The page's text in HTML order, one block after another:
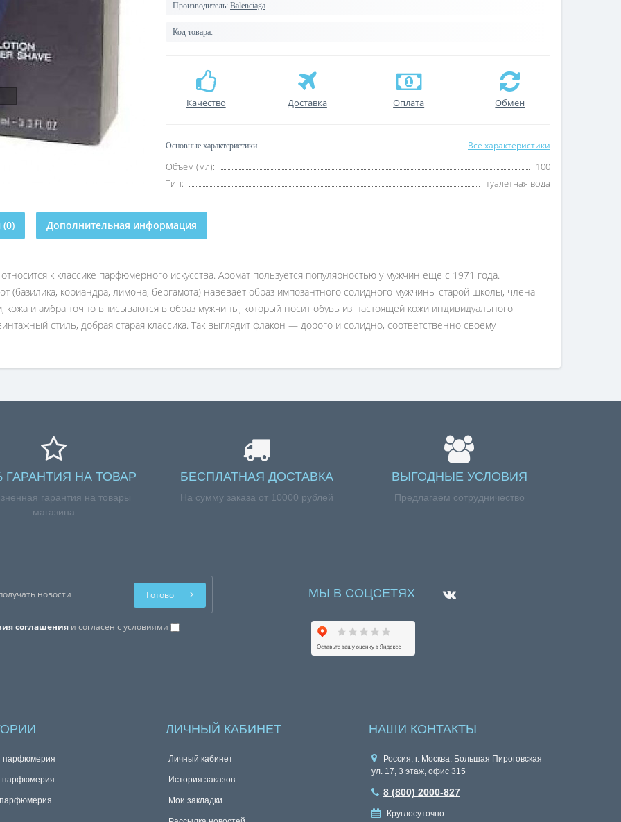
Производитель: Balenciaga
Код товара:
Качество Доставка Оплата Обмен
Основные характеристики Все характеристики
Объём (мл):
100
Тип:
туалетная вода
Дополнительная информация
к классике парфюмерного искусства. Аромат пользуется популярностью у мужчин еще с 1971 года.
(базилика, кориандра, лимона, бергамота) навевает образ импозантного солидного мужчины старой школы, члена
кожа и амбра точно вписываются в образ мужчины, который носит обувь из настоящей кожи индивидуального
стиль, добрая старая классика. Так выглядит флакон — дорого и солидно, соответственно своему
ГАРАНТИЯ НА ТОВАР
гарантия на товары
магазина
БЕСПЛАТНАЯ ДОСТАВКА
На сумму заказа от 10000 рублей
ВЫГОДНЫЕ УСЛОВИЯ
Предлагаем сотрудничество
соглашения и согласен с условиями
Готово МЫ В СОЦСЕТЯХ
парфюмерия
парфюмерия
парфюмерия
ЛИЧНЫЙ КАБИНЕТ
Личный кабинет
История заказов
Мои закладки
НАШИ КОНТАКТЫ
Россия, г. Москва. Большая Пироговская
ул. 17, 3 этаж, офис 315
8 (800) 2000-827
Круглосуточно